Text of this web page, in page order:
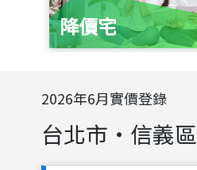
降價宅
2026年6月實價登錄
台北市 ・ 信義區